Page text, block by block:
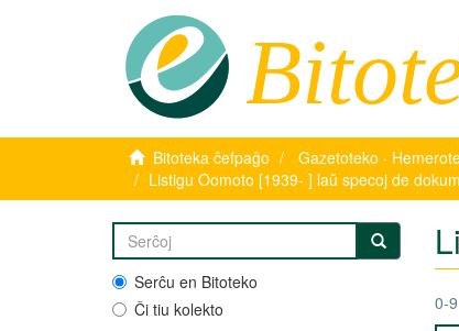
Bitoteka ĉefpaĝo Gazetoteko ·
Listigu Oomoto [1939- ] laŭ specoj de
Serĉu en Bitoteko
Ĉi tiu kolekto
0-9